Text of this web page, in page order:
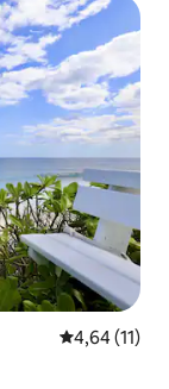
4,64 (11)